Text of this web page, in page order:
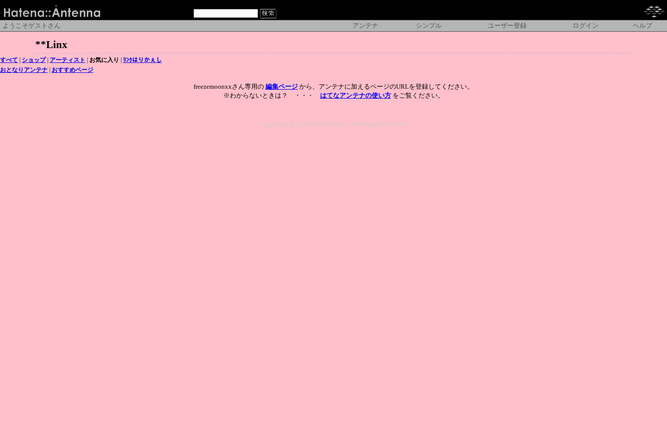
ようこそゲストさん アンテナ シンプル ユーザー登録 ログイン ヘルプ
**Linx
すべて ショップ| アーティスト お気に入り
ﾘﾝｸはりかぇし
おとなりアンテナ
おすすめページ
freezemoonxxさん専用の 編集ページ から、アンテナに加えるページのURLを登録してください。
※わからないときは？ ・・・ はてなアンテナの使い方をご覧ください。
Copyright (C) 2002-2026 hatena. All Rights Reserved.